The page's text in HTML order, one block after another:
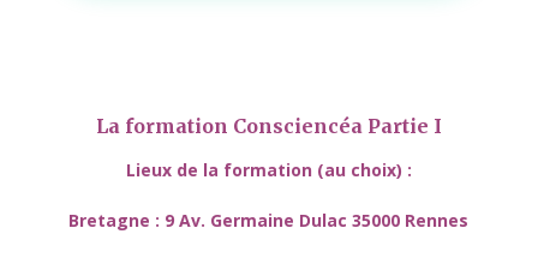
La formation Consciencéa Partie I
Lieux de la formation (au choix) :
Bretagne : 9 Av. Germaine Dulac 35000 Rennes